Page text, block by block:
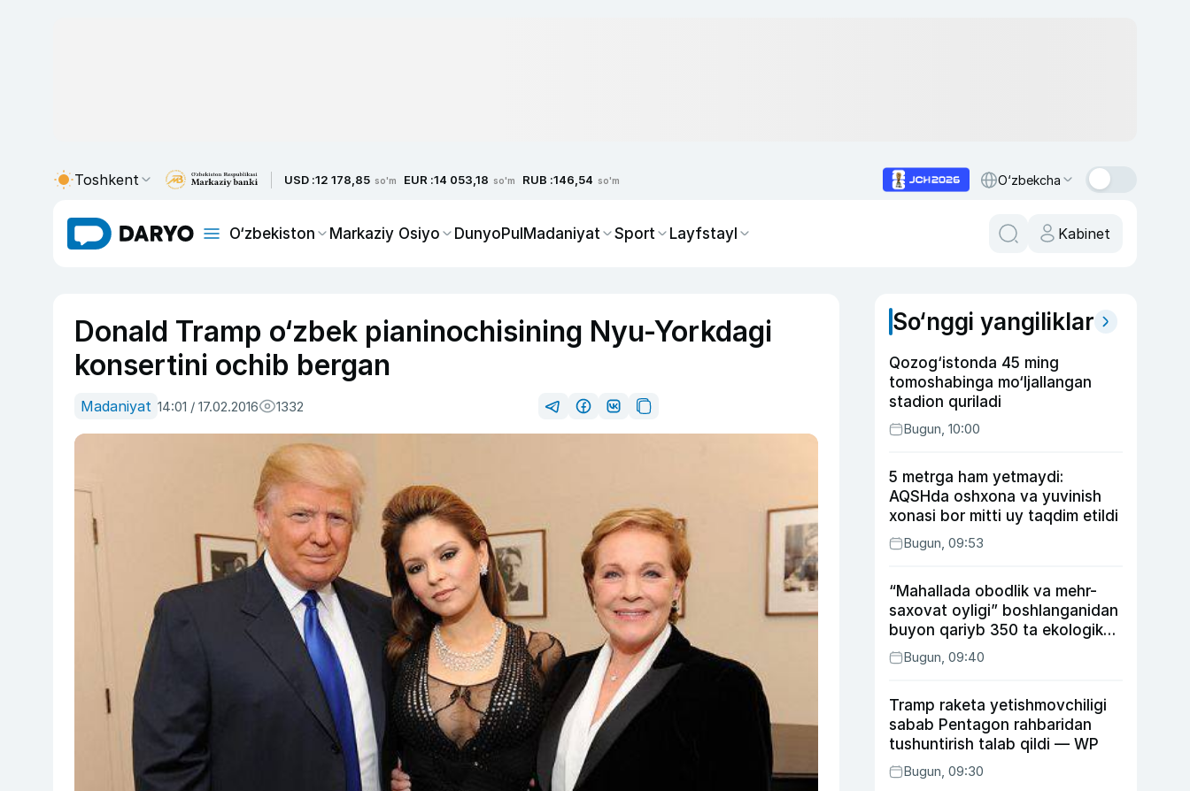
Toshkent USD :12 178,85 so'm EUR :14 053,18 so'm RUB :146,54 so'm O‘zbekcha
O‘zbekiston Markaziy Osiyo DunyoPulMadaniyat Sport Layfstayl Kabinet
Donald Tramp o‘zbek pianinochisining Nyu-Yorkdagi
konsertini ochib bergan
Madaniyat 14:01 / 17.02.2016 1332
So‘nggi yangiliklar
Qozog‘istonda 45 ming
tomoshabinga mo‘ljallangan
stadion quriladi
Bugun, 10:00
5 metrga ham yetmaydi:
AQSHda oshxona va yuvinish
xonasi bor mitti uy taqdim etildi
Bugun, 09:53
“Mahallada obodlik va mehr-
saxovat oyligi” boshlanganidan
buyon qariyb 350 ta ekologik
huquqbuzarlik aniqlandi
Bugun, 09:40
Tramp raketa yetishmovchiligi
sabab Pentagon rahbaridan
tushuntirish talab qildi — WP
Bugun, 09:30